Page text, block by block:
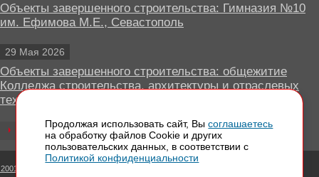
Объекты завершенного строительства: Гимназия №10
им. Ефимова М.Е., Севастополь
29 Мая 2026
Объекты завершенного строительства: общежитие
Колледжа строительства, архитектуры и отраслевых
технологий, Липецк
Все новости
- 2026 Вентилируемые фасады КРАСПАН
Продолжая использовать сайт, Высоглашаетесь
на обработку файлов Сookie и других
пользовательских данных, в соответствии с
Политикой конфиденциальности